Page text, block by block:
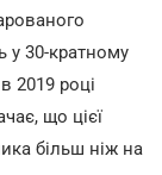
у 30-кратному
2019 році
що цієї
більш ніж на